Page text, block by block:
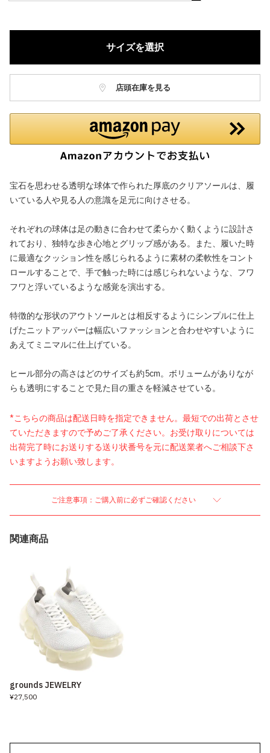
サイズを選択
店頭在庫を見る
宝石を思わせる透明な球体で作られた厚底のクリアソールは、履
いている人や見る人の意識を足元に向けさせる。
それぞれの球体は足の動きに合わせて柔らかく動くように設計さ
れており、独特な歩き心地とグリップ感がある。また、履いた時
に最適なクッション性を感じられるように素材の柔軟性をコント
ロールすることで、手で触った時には感じられないような、フワ
フワと浮いているような感覚を演出する。
特徴的な形状のアウトソールとは相反するようにシンプルに仕上
げたニットアッパーは幅広いファッションと合わせやすいように
あえてミニマルに仕上げている。
ヒール部分の高さはどのサイズも約5cm。ボリュームがありなが
らも透明にすることで見た目の重さを軽減させている。
*こちらの商品は配送日時を指定できません。最短での出荷とさせ
ていただきますので予めご了承ください。お受け取りについては
出荷完了時にお送りする送り状番号を元に配送業者へご相談下さ
いますようお願い致します。
ご注意事項：ご購入前に必ずご確認ください
関連商品
grounds JEWELRY
¥27,500